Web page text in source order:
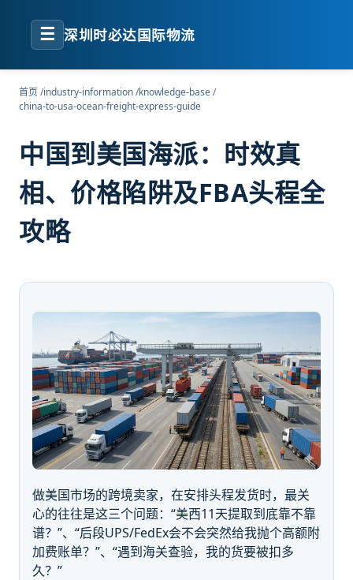
☰ 深圳时必达国际物流
首页/industry-information/knowledge-base/
china-to-usa-ocean-freight-express-guide
中国到美国海派：时效真
相、价格陷阱及FBA头程全
攻略
做美国市场的跨境卖家，在安排头程发货时，最关
心的往往是这三个问题：“美西11天提取到底靠不靠
谱？”、“后段UPS/FedEx会不会突然给我抛个高额附
加费账单？”、“遇到海关查验，我的货要被扣多
久？”